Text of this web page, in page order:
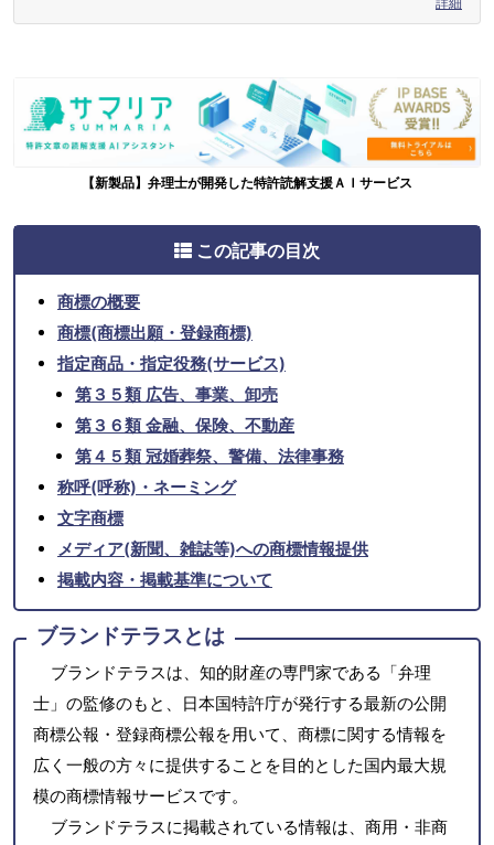
【新製品】弁理士が開発した特許読解支援ＡＩサービス
この記事の目次
商標の概要
商標(商標出願・登録商標)
指定商品・指定役務(サービス)
第３５類 広告、事業、卸売
第３６類 金融、保険、不動産
第４５類 冠婚葬祭、警備、法律事務
称呼(呼称)・ネーミング
文字商標
メディア(新聞、雑誌等)への商標情報提供
掲載内容・掲載基準について
ブランドテラスとは
ブランドテラスは、知的財産の専門家である「弁理
士」の監修のもと、日本国特許庁が発行する最新の公開
商標公報・登録商標公報を用いて、商標に関する情報を
広く一般の方々に提供することを目的とした国内最大規
模の商標情報サービスです。
ブランドテラスに掲載されている情報は、商用・非商